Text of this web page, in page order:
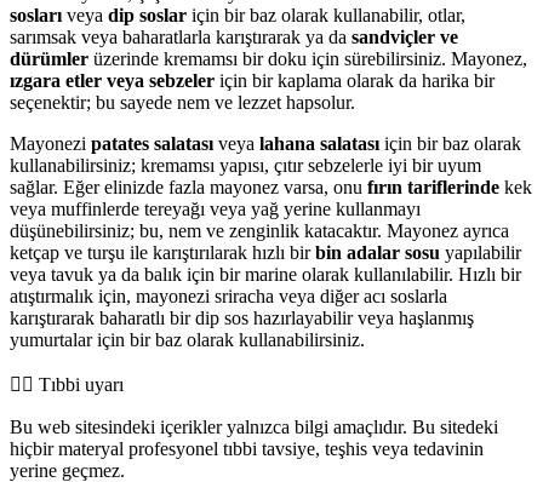
sosları veya dip soslar için bir baz olarak kullanabilir, otlar,
sarımsak veya baharatlarla karıştırarak ya da sandviçler ve
dürümler üzerinde kremamsı bir doku için sürebilirsiniz. Mayonez,
ızgara etler veya sebzeler için bir kaplama olarak da harika bir
seçenektir; bu sayede nem ve lezzet hapsolur.
Mayonezi patates salatası veya lahana salatası için bir baz olarak
kullanabilirsiniz; kremamsı yapısı, çıtır sebzelerle iyi bir uyum
sağlar. Eğer elinizde fazla mayonez varsa, onu fırın tariflerinde kek
veya muffinlerde tereyağı veya yağ yerine kullanmayı
düşünebilirsiniz; bu, nem ve zenginlik katacaktır. Mayonez ayrıca
ketçap ve turşu ile karıştırılarak hızlı birbin adalar sosu yapılabilir
veya tavuk ya da balık için bir marine olarak kullanılabilir. Hızlı bir
atıştırmalık için, mayonezi sriracha veya diğer acı soslarla
karıştırarak baharatlı bir dip sos hazırlayabilir veya haşlanmış
yumurtalar için bir baz olarak kullanabilirsiniz.
👨‍⚕️️ Tıbbi uyarı
Bu web sitesindeki içerikler yalnızca bilgi amaçlıdır. Bu sitedeki
hiçbir materyal profesyonel tıbbi tavsiye, teşhis veya tedavinin
yerine geçmez.